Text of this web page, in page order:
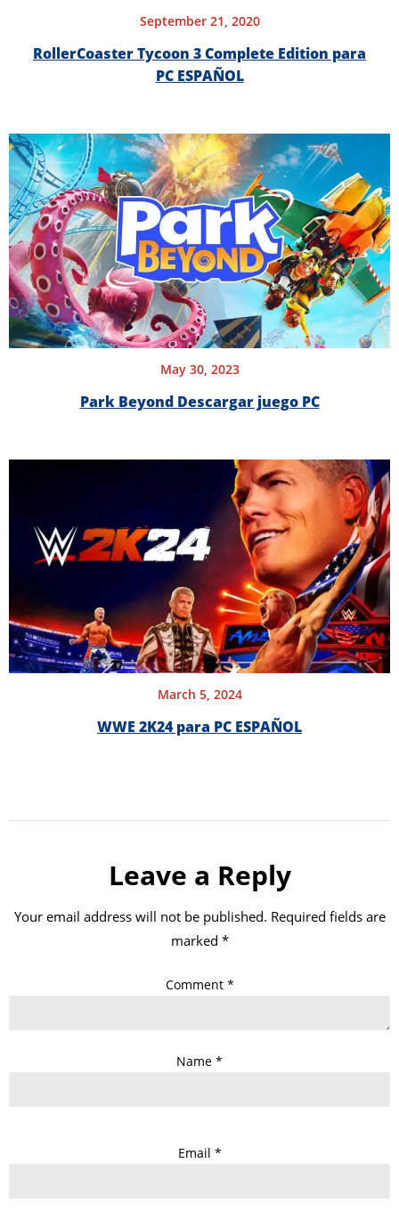
September 21, 2020
RollerCoaster Tycoon 3 Complete Edition para
PC ESPAÑOL
May 30, 2023
Park Beyond Descargar juego PC
March 5, 2024
WWE 2K24 para PC ESPAÑOL
Leave a Reply
Your email address will not be published. Required fields are
marked *
Comment *
Name *
Email *